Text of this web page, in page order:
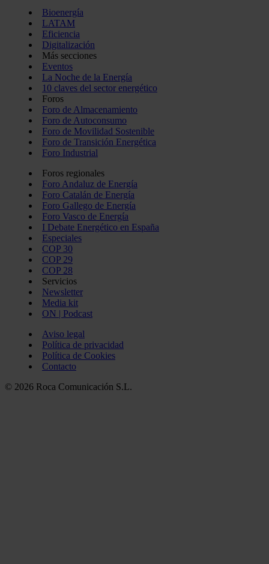
Bioenergía
LATAM
Eficiencia
Digitalización
Más secciones
Eventos
La Noche de la Energía
10 claves del sector energético
Foros
Foro de Almacenamiento
Foro de Autoconsumo
Foro de Movilidad Sostenible
Foro de Transición Energética
Foro Industrial
Foros regionales
Foro Andaluz de Energía
Foro Catalán de Energía
Foro Gallego de Energía
Foro Vasco de Energía
I Debate Energético en España
Especiales
COP 30
COP 29
COP 28
Servicios
Newsletter
Media kit
ON | Podcast
Aviso legal
Política de privacidad
Política de Cookies
Contacto
© 2026 Roca Comunicación S.L.